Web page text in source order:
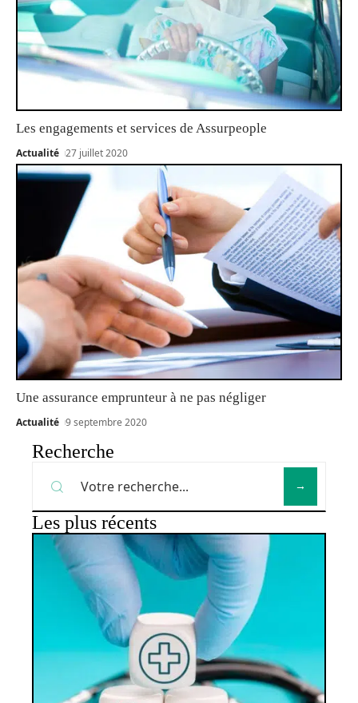
Les engagements et services de Assurpeople
Actualité 27 juillet 2020
Une assurance emprunteur à ne pas négliger
Actualité 9 septembre 2020
Recherche
Les plus récents